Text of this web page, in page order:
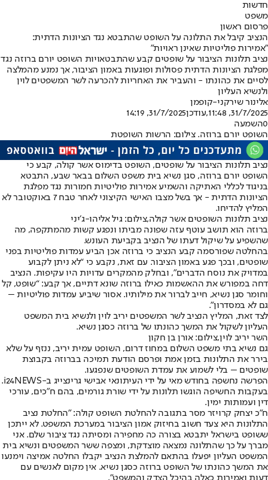
חדשות
משפט
פרסום ראשון
הנציב קיבל את התלונה על השופט שהתבטא נגד הציונות הדתית:
״אמירות פוליטיות שאינן ראויות״
נציב תלונות הציבור על שופטים קבע שהתבטאויות השופט יורם ברוזה נגד
מפלגת הציונות הדתית פסולות ופוגעות באמון הציבור, אך נמנע מהמלצה
לסיים את כהונתו - והעביר את האחריות להכרעה לשר המשפטים לוין
ולנשיא העליון
אלינור שירקני-קופמן
31/7/2025, 11:48
,עודכן31/7/2025, 14:19
0השמעה
השופט יורם ברוזה. צילום: הרשות השופטת
נציב תלונות הציבור על שופטים, השופט בדימוס אשר קולה, קבע כי
השופט יורם ברוזה, סגן נשיא בית משפט השלום בבאר שבע, התבטא
בניגוד לכללי האתיקה והשמיע אמירות פוליטיות חמורות נגד מפלגת
הציונות הדתית - אך בשל מצבו האישי הקיצוני לאחר טבח 7 באוקטובר לא
המליץ להדיחו.
נציב תלונות השופטים אשר קולה,צילום: גיל אליהו-ג׳יני
ברוזה הוא תושב עוטף עזה שפונה מביתו ונפגע קשות מהמתקפה, מה
שהשפיע על שיקול דעתו של הנציב בקביעת העונש.
בהחלטה שפורסמה קבע הנציב כי ברוזה אכן הביע עמדות פוליטיות בפני
שופטים, ובכך פגע באמון הציבור. עם זאת, נקבע כי “לא ניתן לקבוע
במדויק את נוסח הדברים”, ובחלק מהמקרים עדויות היו עקיפות. הנציב
דחה במפורש את ההאשמות כאילו ברוזה שונא דתיים, אך קבע: “שופט, קל
וחומר סגן נשיא, חייב לברור את מילותיו. אסור שיביע עמדות פוליטיות –
גם לא במסדרון”.
לצד זאת, המליץ הנציב לשר המשפטים יריב לוין ולנשיא בית המשפט
העליון לשקול את המשך כהונתו של ברוזה כסגן נשיא.
השר יריב לוין,צילום: אורן בן חקון
גם נשיא בתי משפט השלום במחוז דרום, השופט עמית יריב, ננזף על שלא
בירר את התלונות בזמן אמת ופרסם הודעת תמיכה בברוזה בקבוצת
שופטים – בלי לשמוע את עמדת השופטים שנפגעו.
הפרשה נחשפה בחודש מאי על ידי העיתונאי אבישי גרינצייג ב-i24NEWS.
בעקבות החשיפה הוגשו תלונות על ידי שורת גורמים, בהם ח”כים, עורכי
דין ועמותות ימין.
ח"כ יצחק קרויזר מסר בתגובה להחלטת השופט קולה: "החלטת נציב
התלונות היא צעד חשוב בחיזוק אמון הציבור במערכת המשפט. לא ייתכן
ששופט בישראל יתבטא בצורה כה מחפירה ומסיתה נגד ציבור שלם. אני
מברך על כך שהתלונה נמצאה מוצדקת, ומצפה ששר המשפטים ונשיא בית
המשפט העליון יפעלו בהתאם להמלצת הנציב יקבלו החלטה אמיצה וימנעו
את המשך כהונתו של השופט ברוזה כסגן נשיא. אין מקום לאנשים עם